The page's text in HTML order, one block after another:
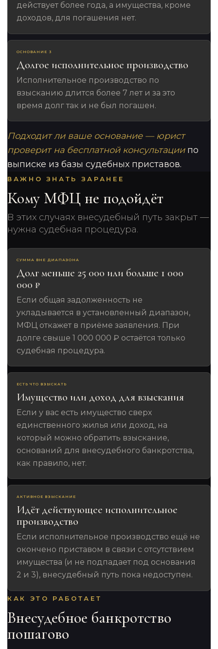
действует более года, а имущества, кроме
доходов, для погашения нет.
ОСНОВАНИЕ 3
Долгое исполнительное производство
Исполнительное производство по
взысканию длится более 7 лет и за это
время долг так и не был погашен.
Подходит ли ваше основание — юрист
проверит на бесплатной консультациипо
выписке из базы судебных приставов.
ВАЖНО ЗНАТЬ ЗАРАНЕЕ
Кому МФЦ не подойдёт
В этих случаях внесудебный путь закрыт —
нужна судебная процедура.
СУММА ВНЕ ДИАПАЗОНА
Долг меньше 25 000 или больше 1 000
000 ₽
Если общая задолженность не
укладывается в установленный диапазон,
МФЦ откажет в приёме заявления. При
долге свыше 1 000 000 ₽ остаётся только
судебная процедура.
ЕСТЬ ЧТО ВЗЫСКАТЬ
Имущество или доход для взыскания
Если у вас есть имущество сверх
единственного жилья или доход, на
который можно обратить взыскание,
оснований для внесудебного банкротства,
как правило, нет.
АКТИВНОЕ ВЗЫСКАНИЕ
Идёт действующее исполнительное
производство
Если исполнительное производство ещё не
окончено приставом в связи с отсутствием
имущества (и не подпадает под основания
2 и 3), внесудебный путь пока недоступен.
КАК ЭТО РАБОТАЕТ
Внесудебное банкротство
пошагово